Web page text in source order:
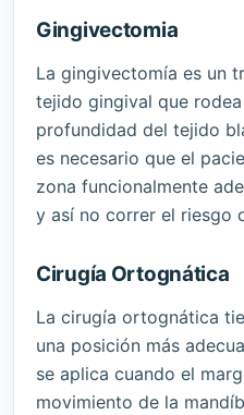
Gingivectomia
La gingivectomía es un
tejido gingival que
profundidad del tejido
es necesario que el
zona funcionalmente
y así no correr el riesgo
Cirugía Ortognática
La cirugía ortognática
una posición más
se aplica cuando el
movimiento de la